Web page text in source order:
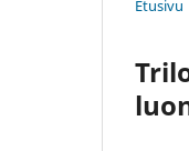
Etusivu